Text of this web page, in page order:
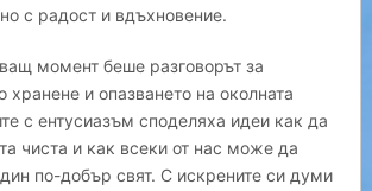
с радост и вдъхновение.
момент беше разговорът за
хранене и опазването на околната
с ентусиазъм споделяха идеи как да
чиста и как всеки от нас може да
по-добър свят. С искрените си думи